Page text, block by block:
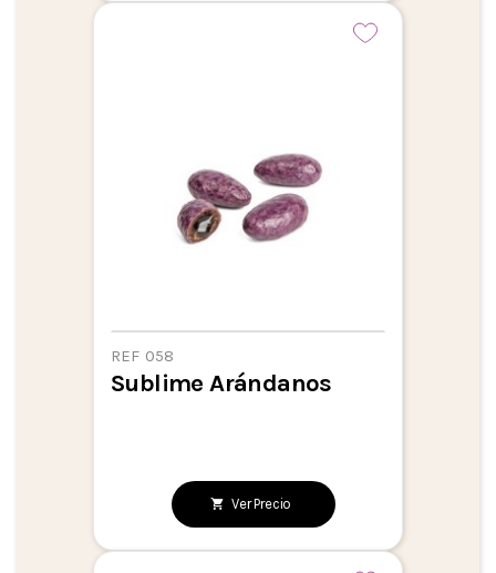
REF 058
Sublime Arándanos
Ver Precio